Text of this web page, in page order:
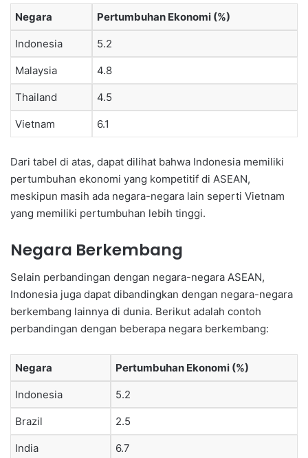
Negara Pertumbuhan Ekonomi (%)
Indonesia 5.2
Malaysia 4.8
Thailand 4.5
Vietnam 6.1
Dari tabel di atas, dapat dilihat bahwa Indonesia memiliki
pertumbuhan ekonomi yang kompetitif di ASEAN,
meskipun masih ada negara-negara lain seperti Vietnam
yang memiliki pertumbuhan lebih tinggi.
Negara Berkembang
Selain perbandingan dengan negara-negara ASEAN,
Indonesia juga dapat dibandingkan dengan negara-negara
berkembang lainnya di dunia. Berikut adalah contoh
perbandingan dengan beberapa negara berkembang:
Negara Pertumbuhan Ekonomi (%)
Indonesia 5.2
Brazil 2.5
India 6.7